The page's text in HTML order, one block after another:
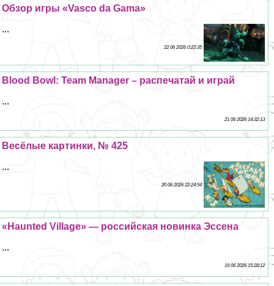
Обзор игры «Vasco da Gama»
...
22 06 2026 0:22:35
Blood Bowl: Team Manager – распечатай и играй
...
21 06 2026 14:32:13
Весёлые картинки, № 425
...
20 06 2026 22:24:54
«Haunted Village» — российская новинка Эссена
...
19 06 2026 15:28:12